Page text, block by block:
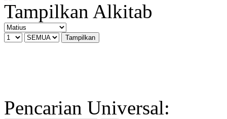
Tampilkan Alkitab
Pencarian Universal: